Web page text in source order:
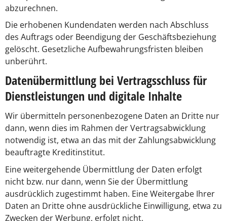
abzurechnen.
Die erhobenen Kundendaten werden nach Abschluss
des Auftrags oder Beendigung der Geschäftsbeziehung
gelöscht. Gesetzliche Aufbewahrungsfristen bleiben
unberührt.
Datenübermittlung bei Vertragsschluss für
Dienstleistungen und digitale Inhalte
Wir übermitteln personenbezogene Daten an Dritte nur
dann, wenn dies im Rahmen der Vertragsabwicklung
notwendig ist, etwa an das mit der Zahlungsabwicklung
beauftragte Kreditinstitut.
Eine weitergehende Übermittlung der Daten erfolgt
nicht bzw. nur dann, wenn Sie der Übermittlung
ausdrücklich zugestimmt haben. Eine Weitergabe Ihrer
Daten an Dritte ohne ausdrückliche Einwilligung, etwa zu
Zwecken der Werbung, erfolgt nicht.